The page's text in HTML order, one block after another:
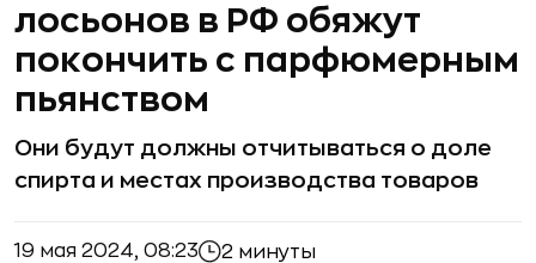
лосьонов в РФ обяжут
покончить с парфюмерным
пьянством
Они будут должны отчитываться о доле
спирта и местах производства товаров
19 мая 2024, 08:23 2 минуты